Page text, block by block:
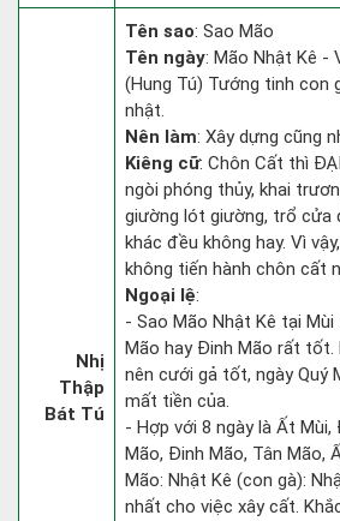
Nhị
Thập
Bát Tú
Tên sao: Sao Mão
Tên ngày: Mão Nhật Kê -
(Hung Tú) Tướng tinh con
nhật.
Nên làm: Xây dựng cũng
Kiêng cữ: Chôn Cất thì
ngòi phóng thủy, khai
giường lót giường, trổ cửa
khác đều không hay. Vì
không tiến hành chôn cất
Ngoại lệ:
- Sao Mão Nhật Kê tại
Mão hay Đinh Mão rất tốt.
nên cưới gả tốt, ngày Quý
mất tiền của.
- Hợp với 8 ngày là Ất Mùi,
Mão, Đinh Mão, Tân Mão,
Mão: Nhật Kê (con gà):
nhất cho việc xây cất.